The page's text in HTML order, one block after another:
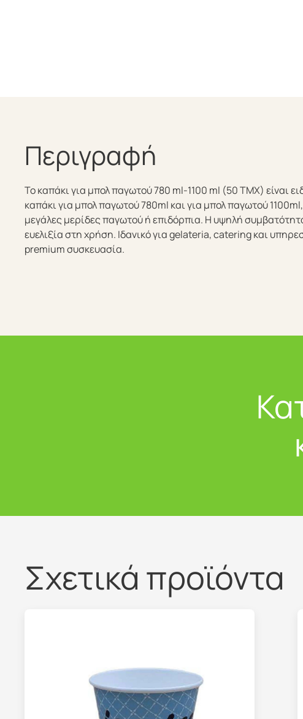
Περιγραφή
Το καπάκι για μπολ παγωτού 780 ml-1100 ml (50 ΤΜΧ) είναι
καπάκι για μπολ παγωτού 780ml και για μπολ παγωτού 1100ml,
μεγάλες μερίδες παγωτού ή επιδόρπια. Η υψηλή
ευελιξία στη χρήση. Ιδανικό για gelateria, catering και
premium συσκευασία.
Σχετικά προϊόντα